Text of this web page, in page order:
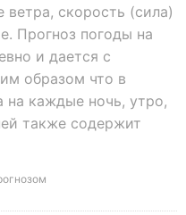
скорость (сила)
Прогноз погоды на
и дается с
образом что в
на каждые ночь, утро,
также содержит